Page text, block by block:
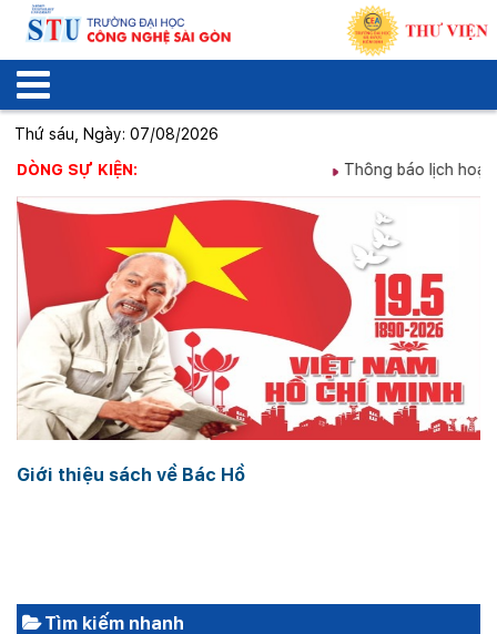
Thứ sáu, Ngày: 07/08/2026
DÒNG SỰ KIỆN:
Thông báo lịch hoạt
Giới thiệu sách về Bác Hồ
Tìm kiếm nhanh